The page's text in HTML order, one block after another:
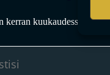
kerran kuukaudessa F-